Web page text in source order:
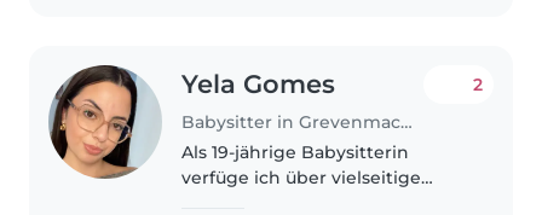
Yela Gomes
Babysitter in Grevenmacher
2
Als 19-jährige Babysitterin
verfüge ich über vielseitige